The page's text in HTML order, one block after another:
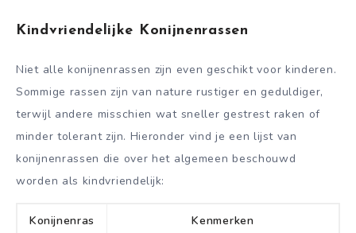
Kindvriendelijke Konijnenrassen
Niet alle konijnenrassen zijn even geschikt voor kinderen.
Sommige rassen zijn van nature rustiger en geduldiger,
terwijl andere misschien wat sneller gestrest raken of
minder tolerant zijn. Hieronder vind je een lijst van
konijnenrassen die over het algemeen beschouwd
worden als kindvriendelijk:
Konijnenras Kenmerken